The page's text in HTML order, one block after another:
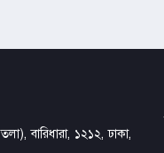
বারিধারা, ১২১২, ঢাকা,